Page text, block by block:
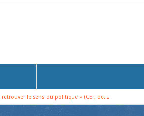
le sens du politique » (CEF, oct...